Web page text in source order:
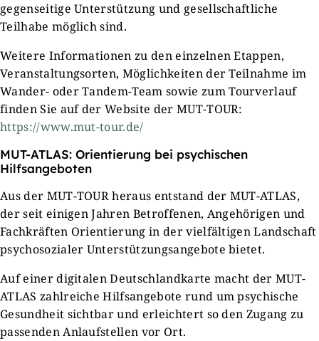
gegenseitige Unterstützung und gesellschaftliche
Teilhabe möglich sind.
Weitere Informationen zu den einzelnen Etappen,
Veranstaltungsorten, Möglichkeiten der Teilnahme im
Wander- oder Tandem-Team sowie zum Tourverlauf
finden Sie auf der Website der MUT-TOUR:
https://www.mut-tour.de/
MUT-ATLAS: Orientierung bei psychischen
Hilfsangeboten
Aus der MUT-TOUR heraus entstand der MUT-ATLAS,
der seit einigen Jahren Betroffenen, Angehörigen und
Fachkräften Orientierung in der vielfältigen Landschaft
psychosozialer Unterstützungsangebote bietet.
Auf einer digitalen Deutschlandkarte macht der MUT-
ATLAS zahlreiche Hilfsangebote rund um psychische
Gesundheit sichtbar und erleichtert so den Zugang zu
passenden Anlaufstellen vor Ort.